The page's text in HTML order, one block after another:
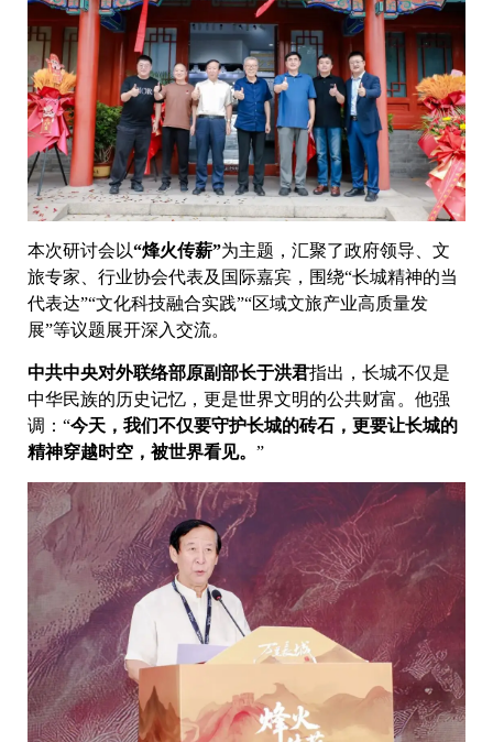
本次研讨会以“烽火传薪”为主题，汇聚了政府领导、文
旅专家、行业协会代表及国际嘉宾，围绕“长城精神的当
代表达”“文化科技融合实践”“区域文旅产业高质量发
展”等议题展开深入交流。
中共中央对外联络部原副部长于洪君指出，长城不仅是
中华民族的历史记忆，更是世界文明的公共财富。他强
调：“今天，我们不仅要守护长城的砖石，更要让长城的
精神穿越时空，被世界看见。 ”